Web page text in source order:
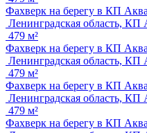
Фахверк на берегу в КП
Ленинградская область, КП
479 м²
Фахверк на берегу в КП
Ленинградская область, КП
479 м²
Фахверк на берегу в КП
Ленинградская область, КП
479 м²
Фахверк на берегу в КП